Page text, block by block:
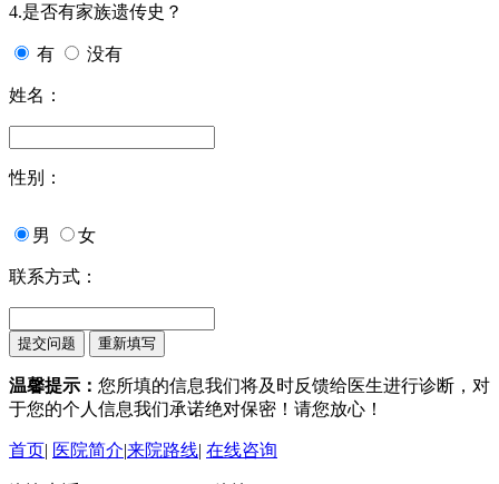
4.是否有家族遗传史？
有 没有
姓名：
性别：
男 女
联系方式：
温馨提示： 您所填的信息我们将及时反馈给医生进行诊断，对
于您的个人信息我们承诺绝对保密！请您放心！
首页| 医院简介|来院路线| 在线咨询